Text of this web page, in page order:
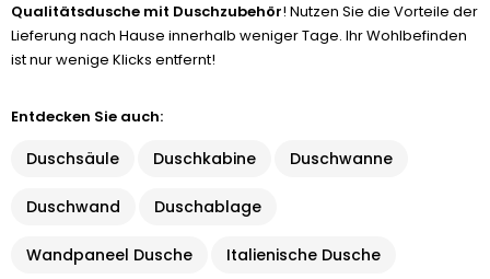
Qualitätsdusche mit Duschzubehör! Nutzen Sie die Vorteile der
Lieferung nach Hause innerhalb weniger Tage. Ihr Wohlbefinden
ist nur wenige Klicks entfernt!
Entdecken Sie auch:
Duschsäule Duschkabine Duschwanne
Duschwand Duschablage
Wandpaneel Dusche Italienische Dusche